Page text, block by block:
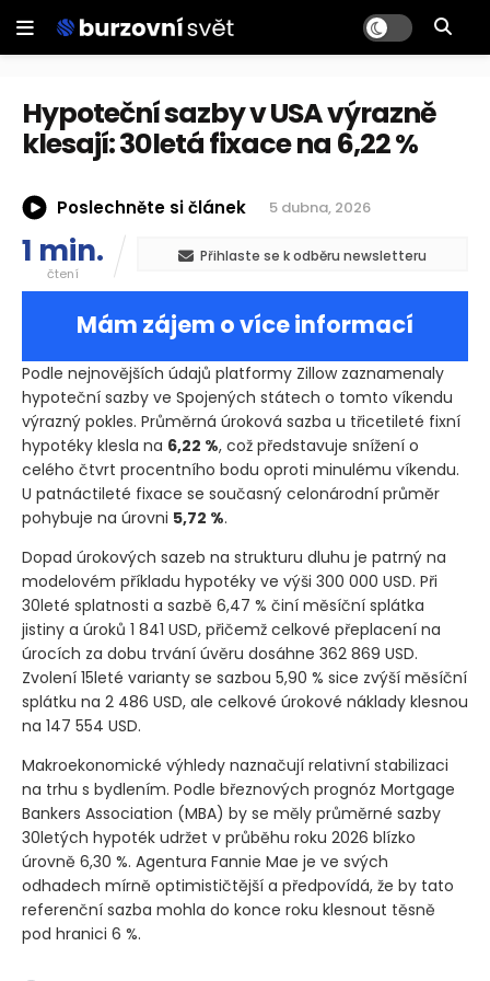
Hypoteční sazby v USA výrazně
klesají: 30letá fixace na 6,22 %
Poslechněte si článek 5 dubna, 2026
1 min.
čtení
Přihlaste se k odběru newsletteru
Mám zájem o více informací
Podle nejnovějších údajů platformy Zillow zaznamenaly
hypoteční sazby ve Spojených státech o tomto víkendu
výrazný pokles. Průměrná úroková sazba u třicetileté fixní
hypotéky klesla na 6,22 %, což představuje snížení o
celého čtvrt procentního bodu oproti minulému víkendu.
U patnáctileté fixace se současný celonárodní průměr
pohybuje na úrovni 5,72 %.
Dopad úrokových sazeb na strukturu dluhu je patrný na
modelovém příkladu hypotéky ve výši 300 000 USD. Při
30leté splatnosti a sazbě 6,47 % činí měsíční splátka
jistiny a úroků 1 841 USD, přičemž celkové přeplacení na
úrocích za dobu trvání úvěru dosáhne 362 869 USD.
Zvolení 15leté varianty se sazbou 5,90 % sice zvýší měsíční
splátku na 2 486 USD, ale celkové úrokové náklady klesnou
na 147 554 USD.
Makroekonomické výhledy naznačují relativní stabilizaci
na trhu s bydlením. Podle březnových prognóz Mortgage
Bankers Association (MBA) by se měly průměrné sazby
30letých hypoték udržet v průběhu roku 2026 blízko
úrovně 6,30 %. Agentura Fannie Mae je ve svých
odhadech mírně optimističtější a předpovídá, že by tato
referenční sazba mohla do konce roku klesnout těsně
pod hranici 6 %.